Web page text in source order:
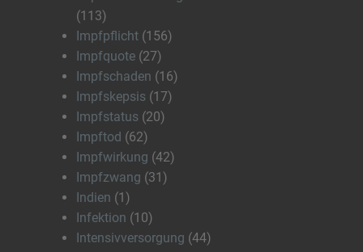
(113)
Impfpflicht (156)
Impfquote (27)
Impfschaden (16)
Impfskepsis (17)
Impfstatus (20)
Impftod (62)
Impfwirkung (42)
Impfzwang (31)
Indien (1)
Infektion (10)
Intensivversorgung (44)